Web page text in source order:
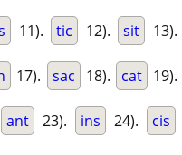
11). tic 12). sit 13).
17). sac 18). cat 19).
ant 23). ins 24). cis